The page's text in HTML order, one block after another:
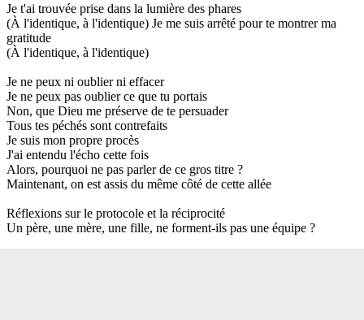
Je t'ai trouvée prise dans la lumière des phares
(À l'identique, à l'identique) Je me suis arrêté pour te montrer ma
gratitude
(À l'identique, à l'identique)
Je ne peux ni oublier ni effacer
Je ne peux pas oublier ce que tu portais
Non, que Dieu me préserve de te persuader
Tous tes péchés sont contrefaits
Je suis mon propre procès
J'ai entendu l'écho cette fois
Alors, pourquoi ne pas parler de ce gros titre ?
Maintenant, on est assis du même côté de cette allée
Réflexions sur le protocole et la réciprocité
Un père, une mère, une fille, ne forment-ils pas une équipe ?